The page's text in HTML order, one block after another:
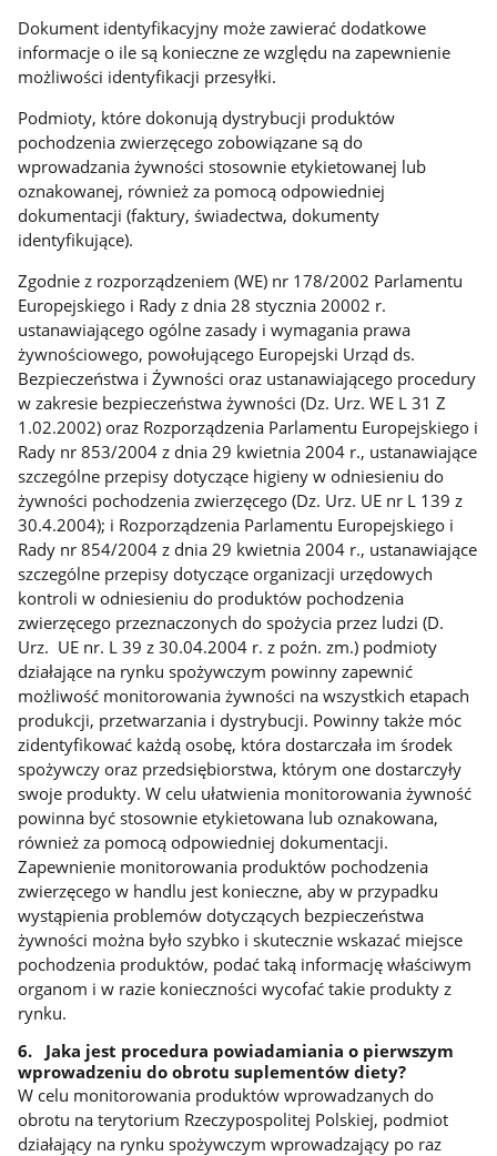
Dokument identyfikacyjny może zawierać dodatkowe
informacje o ile są konieczne ze względu na zapewnienie
możliwości identyfikacji przesyłki.
Podmioty, które dokonują dystrybucji produktów
pochodzenia zwierzęcego zobowiązane są do
wprowadzania żywności stosownie etykietowanej lub
oznakowanej, również za pomocą odpowiedniej
dokumentacji (faktury, świadectwa, dokumenty
identyfikujące).
Zgodnie z rozporządzeniem (WE) nr 178/2002 Parlamentu
Europejskiego i Rady z dnia 28 stycznia 20002 r.
ustanawiającego ogólne zasady i wymagania prawa
żywnościowego, powołującego Europejski Urząd ds.
Bezpieczeństwa i Żywności oraz ustanawiającego procedury
w zakresie bezpieczeństwa żywności (Dz. Urz. WE L 31 Z
1.02.2002) oraz Rozporządzenia Parlamentu Europejskiego i
Rady nr 853/2004 z dnia 29 kwietnia 2004 r., ustanawiające
szczególne przepisy dotyczące higieny w odniesieniu do
żywności pochodzenia zwierzęcego (Dz. Urz. UE nr L 139 z
30.4.2004); i Rozporządzenia Parlamentu Europejskiego i
Rady nr 854/2004 z dnia 29 kwietnia 2004 r., ustanawiające
szczególne przepisy dotyczące organizacji urzędowych
kontroli w odniesieniu do produktów pochodzenia
zwierzęcego przeznaczonych do spożycia przez ludzi (D.
Urz. UE nr. L 39 z 30.04.2004 r. z poźn. zm.) podmioty
działające na rynku spożywczym powinny zapewnić
możliwość monitorowania żywności na wszystkich etapach
produkcji, przetwarzania i dystrybucji. Powinny także móc
zidentyfikować każdą osobę, która dostarczała im środek
spożywczy oraz przedsiębiorstwa, którym one dostarczyły
swoje produkty. W celu ułatwienia monitorowania żywność
powinna być stosownie etykietowana lub oznakowana,
również za pomocą odpowiedniej dokumentacji.
Zapewnienie monitorowania produktów pochodzenia
zwierzęcego w handlu jest konieczne, aby w przypadku
wystąpienia problemów dotyczących bezpieczeństwa
żywności można było szybko i skutecznie wskazać miejsce
pochodzenia produktów, podać taką informację właściwym
organom i w razie konieczności wycofać takie produkty z
rynku.
6. Jaka jest procedura powiadamiania o pierwszym
wprowadzeniu do obrotu suplementów diety?
W celu monitorowania produktów wprowadzanych do
obrotu na terytorium Rzeczypospolitej Polskiej, podmiot
działający na rynku spożywczym wprowadzający po raz